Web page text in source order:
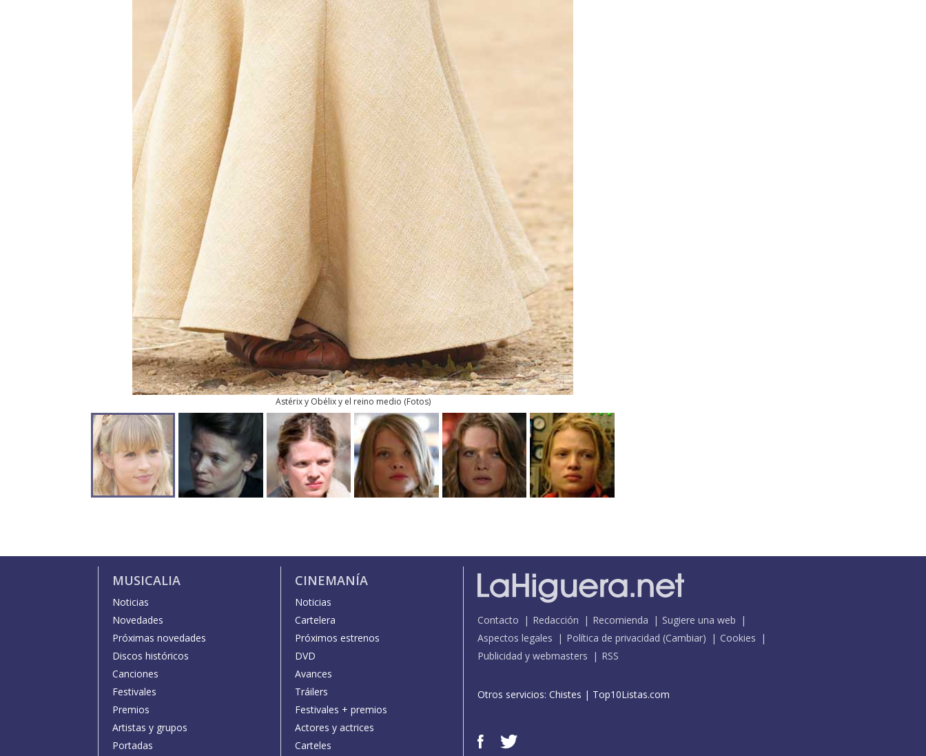
Astérix y Obélix y el reino medio (Fotos)
MUSICALIA
Noticias
Novedades
Próximas novedades
Discos históricos
Canciones
Festivales
Premios
Artistas y grupos
Portadas
CINEMANÍA
Noticias
Cartelera
Próximos estrenos
DVD
Avances
Tráilers
Festivales + premios
Actores y actrices
Carteles
Contacto Redacción Recomienda
Sugiere una web
Aspectos legales
Política de privacidad (Cambiar)
Cookies
Publicidad y webmasters
RSS
Otros servicios: Chistes | Top10Listas.com